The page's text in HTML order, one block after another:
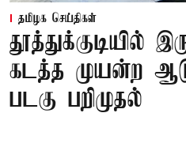
தமிழக செய்திகள்
தூத்துக்குடியில்
கடத்த முயன்ற
படகு பறிமுதல்